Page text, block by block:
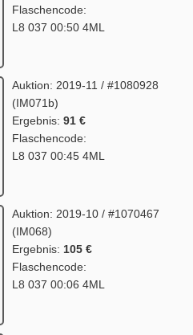
Flaschencode:
L8 037 00:50 4ML
Auktion: 2019-11 / #1080928
(IM071b)
Ergebnis: 91 €
Flaschencode:
L8 037 00:45 4ML
Auktion: 2019-10 / #1070467
(IM068)
Ergebnis: 105 €
Flaschencode:
L8 037 00:06 4ML